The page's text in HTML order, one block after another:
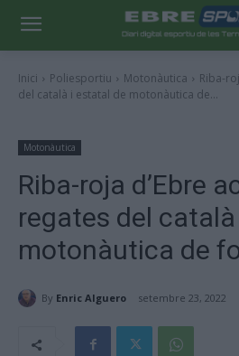
Inici Poliesportiu Motonàutica
Riba-
del català i estatal de motonàutica de...
Motonàutica
Riba-roja d’Ebre
regates del
motonàutica de
By Enric Alguero setembre 23, 2022